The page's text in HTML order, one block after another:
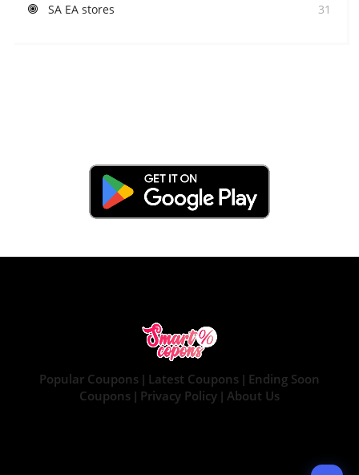
SA EA stores 31
Popular Coupons | Latest Coupons | Ending Soon
Coupons | Privacy Policy | About Us